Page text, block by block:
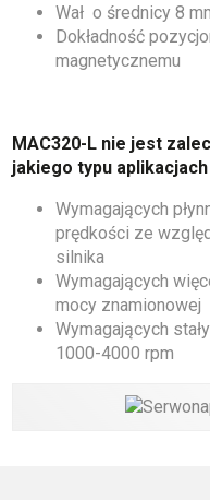
Wał o średnicy 8
Dokładność
magnetycznemu
MAC320-L nie jest
jakiego typu
Wymagających
prędkości ze
silnika
Wymagających
mocy znamionowej
Wymagających
1000-4000 rpm